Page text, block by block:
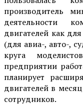
производитель
деятельности
двигателей как
(для авиа-, авто-,
круга
предприятии
планирует
двигателей в
сотрудников.